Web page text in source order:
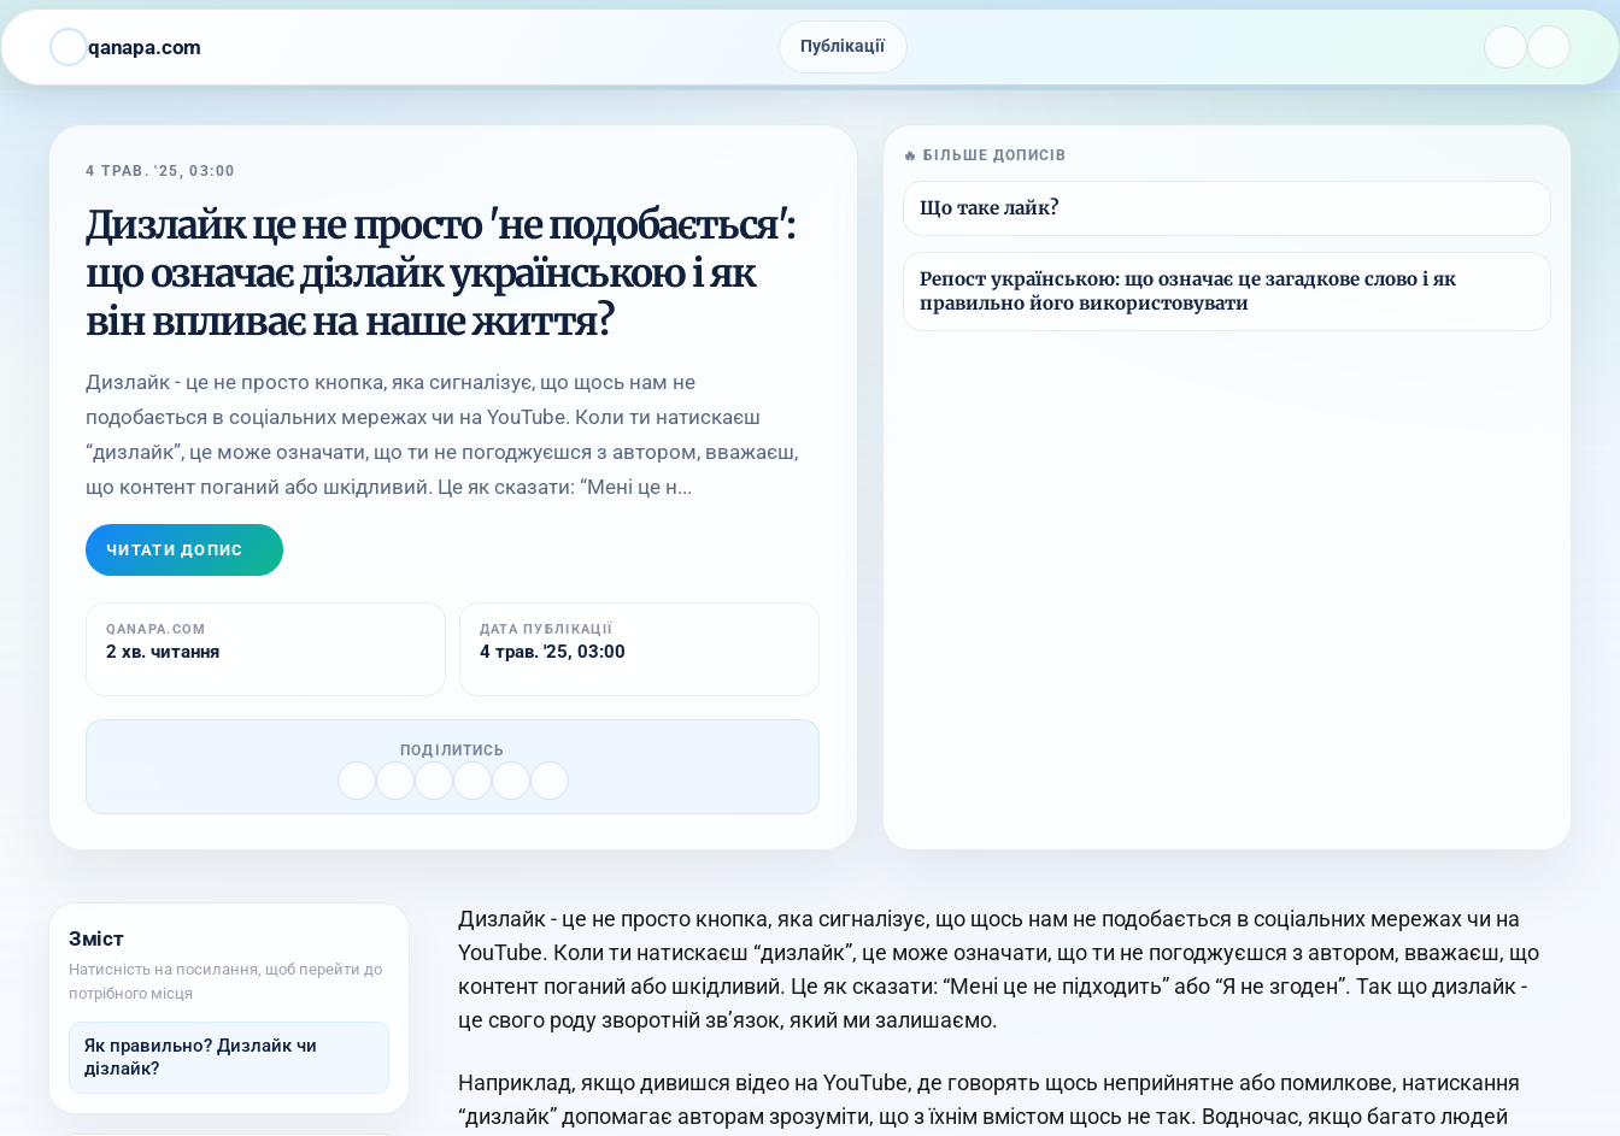
qanapa.com Публікації
4 ТРАВ. '25, 03:00
Дизлайк це не просто 'не подобається':
що означає дізлайк українською і як
він впливає на наше життя?
Дизлайк - це не просто кнопка, яка сигналізує, що щось нам не
подобається в соціальних мережах чи на YouTube. Коли ти натискаєш
“дизлайк”, це може означати, що ти не погоджуєшся з автором, вважаєш,
що контент поганий або шкідливий. Це як сказати: “Мені це н...
ЧИТАТИ ДОПИС
QANAPA.COM
2 хв. читання
ДАТА ПУБЛІКАЦІЇ
4 трав. '25, 03:00
ПОДІЛИТИСЬ
🔥 БІЛЬШЕ ДОПИСІВ
Що таке лайк?
Репост українською: що означає це загадкове слово і як
правильно його використовувати
Зміст
Натисність на посилання, щоб перейти до
потрібного місця
Як правильно? Дизлайк чи
дізлайк?
Дизлайк - це не просто кнопка, яка сигналізує, що щось нам не подобається в соціальних мережах чи на
YouTube. Коли ти натискаєш “дизлайк”, це може означати, що ти не погоджуєшся з автором, вважаєш, що
контент поганий або шкідливий. Це як сказати: “Мені це не підходить” або “Я не згоден”. Так що дизлайк -
це свого роду зворотній зв’язок, який ми залишаємо.
Наприклад, якщо дивишся відео на YouTube, де говорять щось неприйнятне або помилкове, натискання
“дизлайк” допомагає авторам зрозуміти, що з їхнім вмістом щось не так. Водночас, якщо багато людей